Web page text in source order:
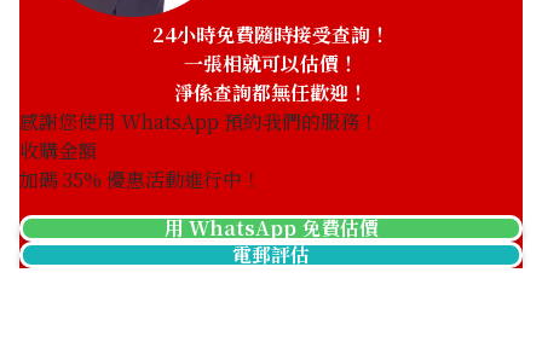
24小時免費隨時接受查詢！
一張相就可以估價！
淨係查詢都無任歡迎！
感謝您使用 WhatsApp 預約我們的服務！
收購金額
加碼35% 優惠活動進行中！
用 WhatsApp 免費估價
電郵評估